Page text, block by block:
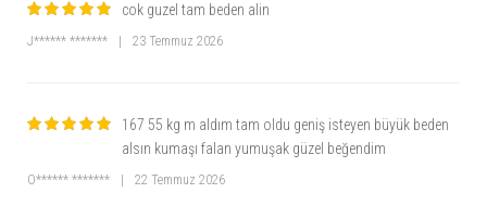
cok guzel tam beden alin
J****** ******* 23 Temmuz 2026
167 55 kg m aldım tam oldu geniş isteyen büyük beden
alsın kumaşı falan yumuşak güzel beğendim
O****** ******* 22 Temmuz 2026